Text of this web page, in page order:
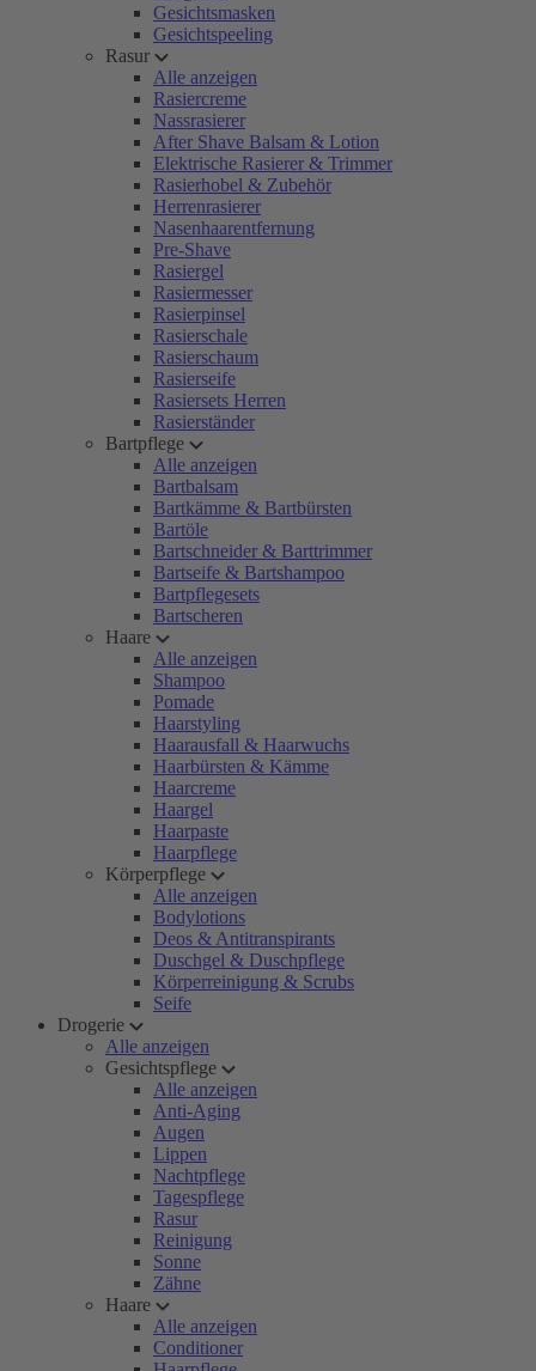
Gesichtsmasken
Gesichtspeeling
Rasur
Alle anzeigen
Rasiercreme
Nassrasierer
After Shave Balsam & Lotion
Elektrische Rasierer & Trimmer
Rasierhobel & Zubehör
Herrenrasierer
Nasenhaarentfernung
Pre-Shave
Rasiergel
Rasiermesser
Rasierpinsel
Rasierschale
Rasierschaum
Rasierseife
Rasiersets Herren
Rasierständer
Bartpflege
Alle anzeigen
Bartbalsam
Bartkämme & Bartbürsten
Bartöle
Bartschneider & Barttrimmer
Bartseife & Bartshampoo
Bartpflegesets
Bartscheren
Haare
Alle anzeigen
Shampoo
Pomade
Haarstyling
Haarausfall & Haarwuchs
Haarbürsten & Kämme
Haarcreme
Haargel
Haarpaste
Haarpflege
Körperpflege
Alle anzeigen
Bodylotions
Deos & Antitranspirants
Duschgel & Duschpflege
Körperreinigung & Scrubs
Seife
Drogerie
Alle anzeigen
Gesichtspflege
Alle anzeigen
Anti-Aging
Augen
Lippen
Nachtpflege
Tagespflege
Rasur
Reinigung
Sonne
Zähne
Haare
Alle anzeigen
Conditioner